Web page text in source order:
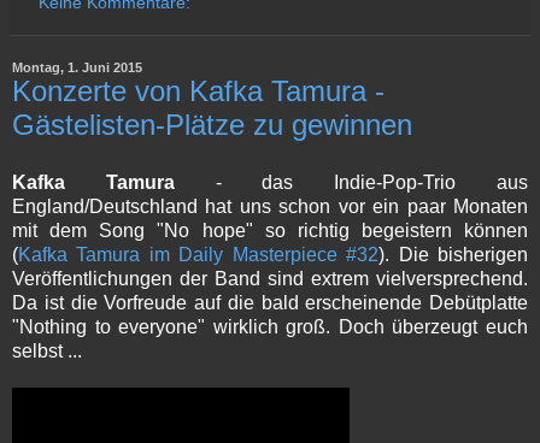
Montag, 1. Juni 2015
Konzerte von Kafka Tamura -
Gästelisten-Plätze zu gewinnen
Kafka Tamura- das Indie-Pop-Trio aus
England/Deutschland hat uns schon vor ein paar Monaten
mit dem Song "No hope" so richtig begeistern können
(Kafka Tamura im Daily Masterpiece #32). Die bisherigen
Veröffentlichungen der Band sind extrem vielversprechend.
Da ist die Vorfreude auf die bald erscheinende Debütplatte
"Nothing to everyone" wirklich groß. Doch überzeugt euch
selbst ...